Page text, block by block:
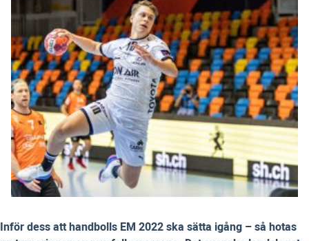
Inför dess att handbolls EM 2022 ska sätta igång – så hotas